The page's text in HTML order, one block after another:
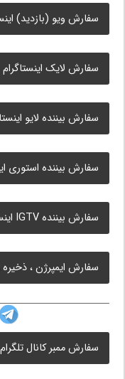
سفارش ویو (بازدید)
سفارش لایک اینستاگرام
سفارش بیننده لایو
سفارش بیننده استوری
سفارش بیننده IGTV اینستاگرام
سفارش ایمپرژن ، ذخیره
سفارش ممبر کانال تلگرام